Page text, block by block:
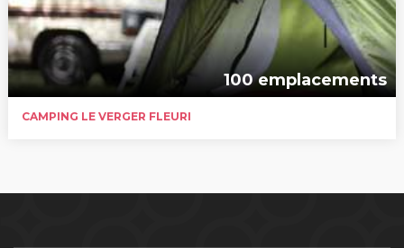
100 emplacements
CAMPING LE VERGER FLEURI